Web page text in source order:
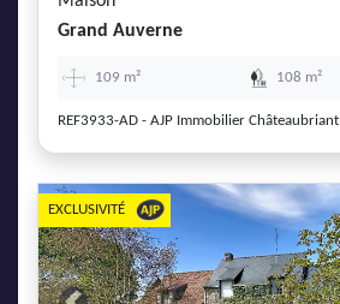
Grand Auverne
109 m² 108 m²
REF3933-AD - AJP Immobilier Châteaubriant
EXCLUSIVITÉ